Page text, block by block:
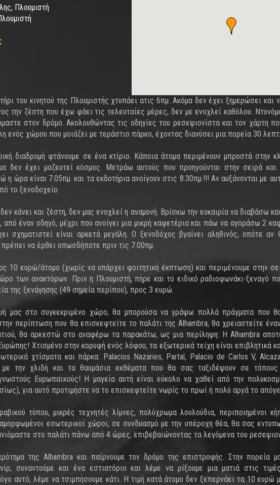
Πλουμιστή
του κινητού της Πλουμιστής χτυπάει ατις 6πμ. Ακόμα δεν έχει ξημερώσει και
την ζέστη που έχω φάει τις τελευταίες μέρες, δεν με ενοχλεί καθόλου.
στον δρόμο. Ακολουθώντας τις οδηγίες του ρεσεψιονίστα και τον χάρτη
ενός χώρου που μοιάζει με τεράστιο πάρκο, έχοντας διανύσει μια πορεία 30
διαδρομή φτάνουμε σε ένα κτίριο. Κάποια άτομα περιμένουν μπροστά στην
δεν έχει μαζευτεί κόσμος. Μετράω αυτούς που προηγούνται στην σειρά
η ώρα είναι 7.05πμ. και τα εκδοτήρια ανοίγουν στις 8.30πμ.!!! Αν αυξάνονται με
το ξενοδοχείο.
κάνει και ζέστη, δεν μας ενοχλεί η αναμονή. Βρίσκω την ευκαιρία να διαβάσω
από έναν οδηγό, μέχρι που ανοίγει μια μικρή καφετέρια και πάω να αγοράσω 2
σχηματιστεί είναι αρκετά μεγάλη. Ο ξενοδόχος βγαίνει αληθινός, οπότε αν
να έρθει οπωσδήποτε πριν τις 7.00πμ.
10 ευρώ/άτομο (χωρίς να υπάρχει φοιτητική έκπτωση) και περιμένουμε στην
των ανακτόρων. Πριν η Πλουμιστή, πήρε και το ειδικό ραδιοφωνάκι-ξεναγό
της ξενάγησης (49 σημεία περίπου), προς 3 ευρώ.
μας στο συγκεκριμένο χώρο, θα μπορούσα να γράψω πολλά πράγματα που
περίπτωση που θα επισκεφτείτε το παλάτι της Alhambra, θα χρειαστείτε
θα αρκεστώ στο αναφέρω τα παρακάτω, ως μια περίληψη: Η Alhambra
Χτισμένο στην κορυφή ενός λόφου, τα εξωτερικά τείχη είναι επιβλητικά
χτίσματα και πάρκα: Palacios Nazaries, Partal, Palacio de Carlos V,
με την χλιδή και τα θαυμάσια εκθέματα που θα σας ταξιδέψουν σε τόπους
Ευρωπαϊκούς! Η μαγεία αυτή είναι εύκολο να χαθεί από την
για αυτό προτιμήστε να το επισκεφτείτε νωρίς το πρωί ή πολύ αργά το
τύπου, μικρές τεχνητές λίμνες, πολύχρωμα λουλούδια, περιποιημένοι
εσωτερικοί χώροι, σε συνδυασμό με την υπέροχη θέα, θα σας
στο παλάτι πάνω από 4 ώρες, επιβεβαιώνοντας τα λεγόμενα του
της Alhambra και παίρνουμε τον δρόμο της επιστροφής. Στην πορεία
συναντούμε και ένα εστιατόριο και λέμε να ρίξουμε μια ματιά στις
αυτό, λέμε να τσιμπήσουμε κάτι. Η τιμή κατά άτομο δεν ξεπερνάει τα 10 ευρώ